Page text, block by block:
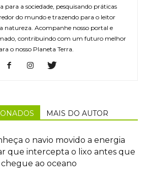
para a sociedade, pesquisando práticas
do mundo e trazendo para o leitor
natureza. Acompanhe nosso portal e
contribuindo com um futuro melhor
o nosso Planeta Terra.
MAIS DO AUTOR
o navio movido a energia
que intercepta o lixo antes que
ao oceano